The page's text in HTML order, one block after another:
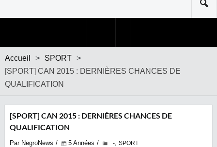
Accueil > SPORT >
[SPORT] CAN 2015 : DERNIÈRES CHANCES DE
QUALIFICATION
[SPORT] CAN 2015 : DERNIÈRES CHANCES DE
QUALIFICATION
Par NegroNews 5 Années -, SPORT